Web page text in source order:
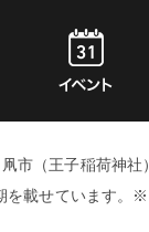
凧市（王子稲荷神社）
載せています。